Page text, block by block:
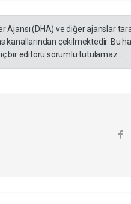
Ajansı (DHA) ve diğer ajanslar
çekilmektedir. Bu
bir editörü sorumlu tutulamaz...